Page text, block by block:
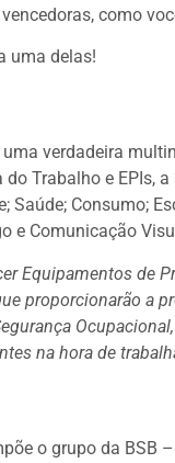
como
uma delas!
verdadeira
Trabalho e EPIs,
Saúde; Consumo;
e Comunicação
Equipamentos de
proporcionarão a
na hora de
o grupo da BSB